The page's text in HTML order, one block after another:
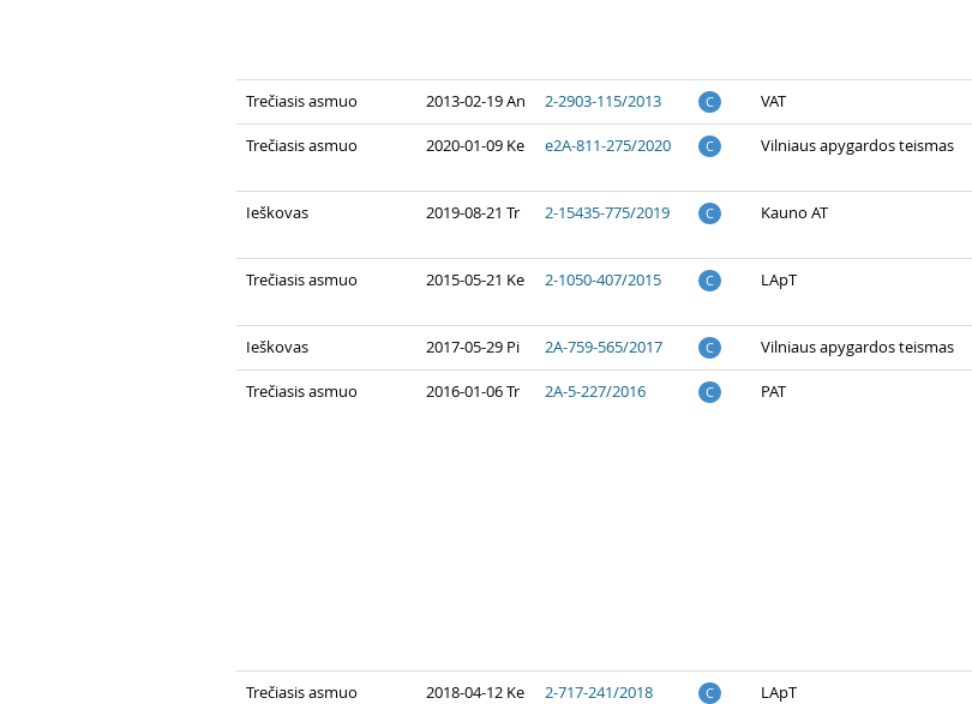
Trečiasis asmuo 2013-02-19 An 2-2903-115/2013 C VAT
Trečiasis asmuo 2020-01-09 Ke e2A-811-275/2020 C Vilniaus apygardos teismas
Ieškovas 2019-08-21 Tr 2-15435-775/2019 C Kauno AT
Trečiasis asmuo 2015-05-21 Ke 2-1050-407/2015 C LApT
Ieškovas 2017-05-29 Pi 2A-759-565/2017 C Vilniaus apygardos teismas
Trečiasis asmuo 2016-01-06 Tr 2A-5-227/2016 C PAT
Trečiasis asmuo 2018-04-12 Ke 2-717-241/2018 C LApT